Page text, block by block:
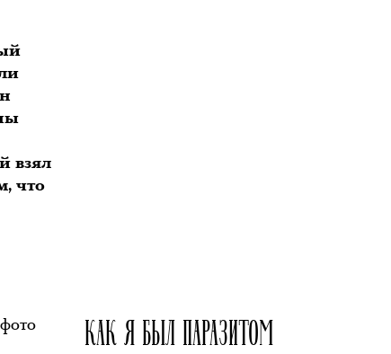
взял
что
КАК Я БЫЛ ПАРАЗИТОМ